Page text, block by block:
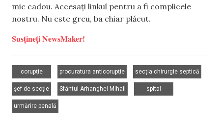
mic cadou. Accesați linkul pentru a fi complicele
nostru. Nu este greu, ba chiar plăcut.
Susțineți NewsMaker!
corupție
procuratura anticorupție
secția chirurgie septică
șef de secție
Sfântul Arhanghel Mihail
spital
urmărire penală